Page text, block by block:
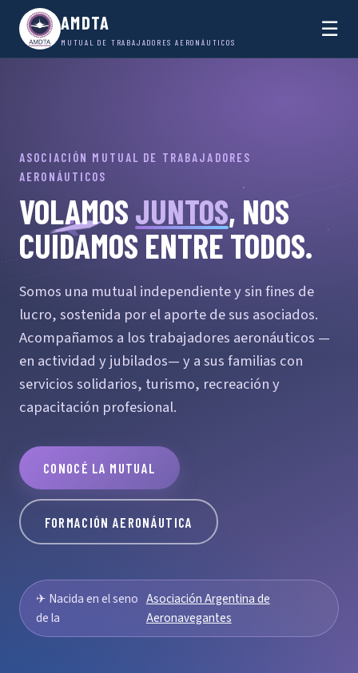
AMDTA
MUTUAL DE TRABAJADORES AERONÁUTICOS
☰
ASOCIACIÓN MUTUAL DE TRABAJADORES
AERONÁUTICOS
VOLAMOS JUNTOS, NOS
CUIDAMOS ENTRE TODOS.
Somos una mutual independiente y sin fines de
lucro, sostenida por el aporte de sus asociados.
Acompañamos a los trabajadores aeronáuticos —
en actividad y jubilados— y a sus familias con
servicios solidarios, turismo, recreación y
capacitación profesional.
CONOCÉ LA MUTUAL
FORMACIÓN AERONÁUTICA
✈ Nacida en el seno
de la
Asociación Argentina de
Aeronavegantes